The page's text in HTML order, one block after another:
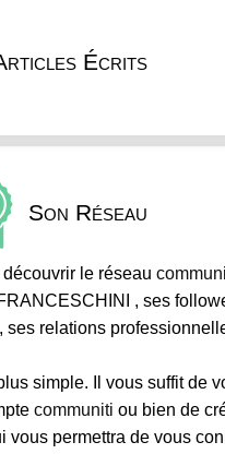
Écrits
Son Réseau
le réseau
, ses
ses relations
simple. Il vous suffit de
communiti ou bien de
vous permettra de vous